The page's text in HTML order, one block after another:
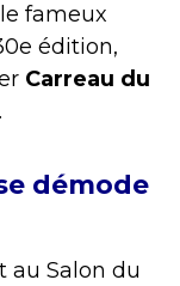
fameux
édition,
Carreau du
démode
au Salon du